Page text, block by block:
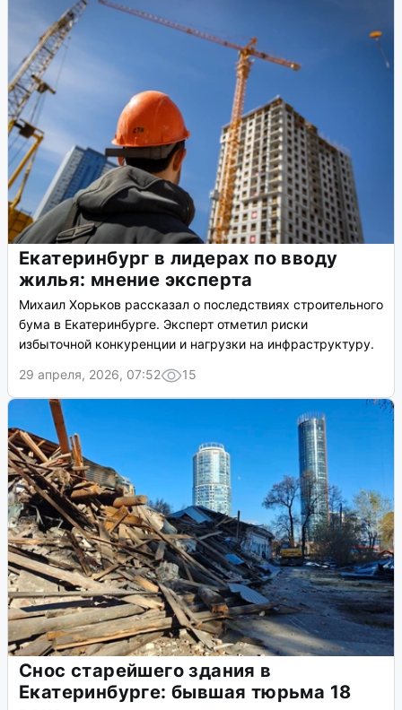
Екатеринбург в лидерах по вводу
жилья: мнение эксперта
Михаил Хорьков рассказал о последствиях строительного
бума в Екатеринбурге. Эксперт отметил риски
избыточной конкуренции и нагрузки на инфраструктуру.
29 апреля, 2026, 07:52
15
Снос старейшего здания в
Екатеринбурге: бывшая тюрьма 18